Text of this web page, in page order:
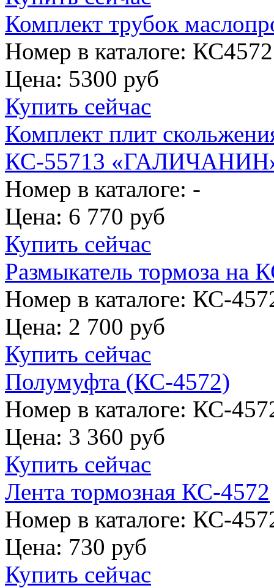
Комплект трубок
Номер в каталоге: КС4572
Цена: 5300 руб
Купить сейчас
Комплект плит
КС-55713
Номер в каталоге: -
Цена: 6 770 руб
Купить сейчас
Размыкатель тормоза на
Номер в каталоге: КС-
Цена: 2 700 руб
Купить сейчас
Полумуфта (КС-4572)
Номер в каталоге: КС-
Цена: 3 360 руб
Купить сейчас
Лента тормозная КС-4572
Номер в каталоге: КС-
Цена: 730 руб
Купить сейчас